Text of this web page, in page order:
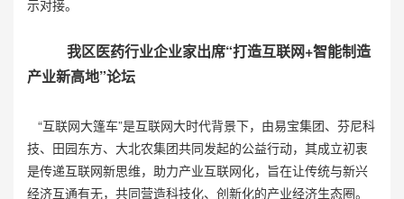
示对接。
我区医药行业企业家出席“打造互联网+智能制造
产业新高地”论坛
“互联网大篷车”是互联网大时代背景下，由易宝集团、芬尼科
技、田园东方、大北农集团共同发起的公益行动，其成立初衷
是传递互联网新思维，助力产业互联网化，旨在让传统与新兴
经济互通有无，共同营造科技化、创新化的产业经济生态圈。